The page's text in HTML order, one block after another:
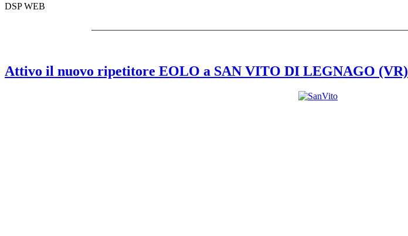
DSP WEB
Attivo il nuovo ripetitore EOLO a SAN VITO DI LEGNAGO (VR)